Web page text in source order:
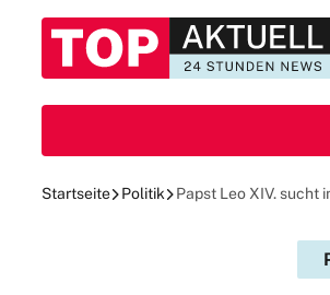
Startseite Politik Papst Leo XIV. sucht